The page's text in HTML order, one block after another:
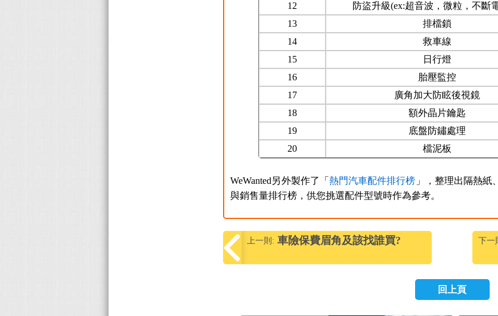
12
防盜升級(ex:超音波，微粒，不斷
13
排檔鎖
14
救車線
15
日行燈
16
胎壓監控
17
廣角加大防眩後視鏡
18
額外晶片鑰匙
19
底盤防鏽處理
20
檔泥板
WeWanted另外製作了「 熱門汽車配件排行榜 」，整理出隔熱紙
與銷售量排行榜，供您挑選配件型號時作為參考。
上一則: 車險保費眉角及該找誰買? 下一
回上頁